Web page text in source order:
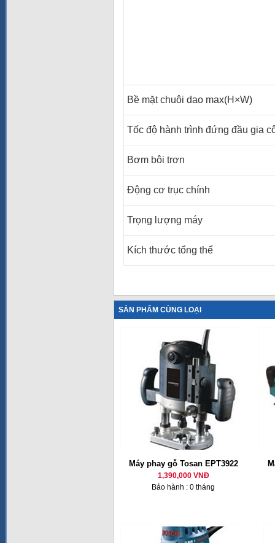
Bề mặt chuôi dao max(H×W)
Tốc độ hành trình đứng đầu gia
Bơm bôi trơn
Động cơ trục chính
Trọng lượng máy
Kích thước tổng thể
SẢN PHẨM CÙNG LOẠI
Máy phay gỗ Tosan EPT3922
1,390,000 VNĐ
Bảo hành : 0 tháng